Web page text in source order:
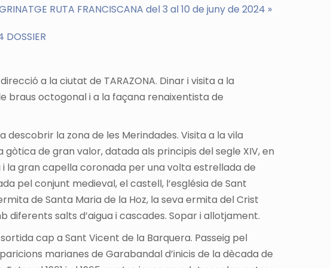
RUTA FRANCISCANA del 3 al 10 de juny de 2024 »
DOSSIER
a la ciutat de TARAZONA. Dinar i visita a la
braus octogonal i a la façana renaixentista de
descobrir la zona de les Merindades. Visita a la vila
gòtica de gran valor, datada als principis del segle XIV, en
la gran capella coronada per una volta estrellada de
pel conjunt medieval, el castell, l’església de Sant
de Santa Maria de la Hoz, la seva ermita del Crist
diferents salts d’aigua i cascades. Sopar i allotjament.
cap a Sant Vicent de la Barquera. Passeig pel
marianes de Garabandal d’inicis de la dècada de